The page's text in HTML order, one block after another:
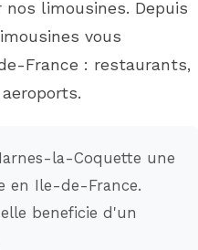
limousines. Depuis
vous
France : restaurants,
la-Coquette une
en Ile-de-France.
beneficie d'un